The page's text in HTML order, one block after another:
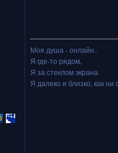
Моя душа - онлайн..
Я где-то рядом,
Я за стеклом экрана
Я далеко и близко, как ни